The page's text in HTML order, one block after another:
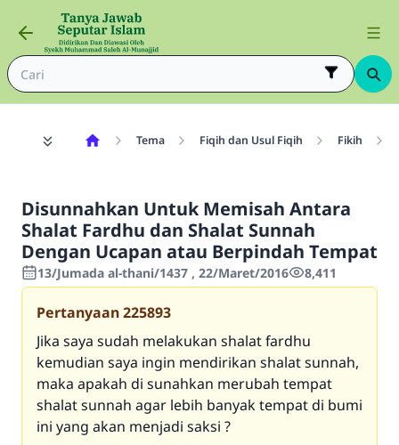
Tema Fiqih dan Usul Fiqih Fikih
Disunnahkan Untuk Memisah Antara
Shalat Fardhu dan Shalat Sunnah
Dengan Ucapan atau Berpindah Tempat
13/Jumada al-thani/1437 , 22/Maret/2016 8,411
Pertanyaan225893
Jika saya sudah melakukan shalat fardhu
kemudian saya ingin mendirikan shalat sunnah,
maka apakah di sunahkan merubah tempat
shalat sunnah agar lebih banyak tempat di bumi
ini yang akan menjadi saksi ?